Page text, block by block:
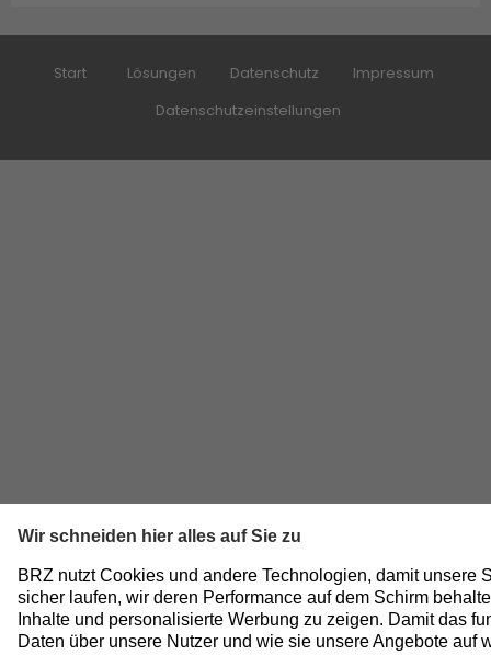
Start Lösungen Datenschutz
Impressum
Datenschutzeinstellungen